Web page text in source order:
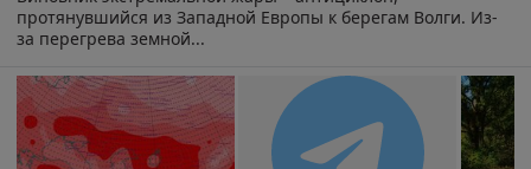
протянувшийся из Западной Европы к берегам Волги. Из-
за перегрева земной...